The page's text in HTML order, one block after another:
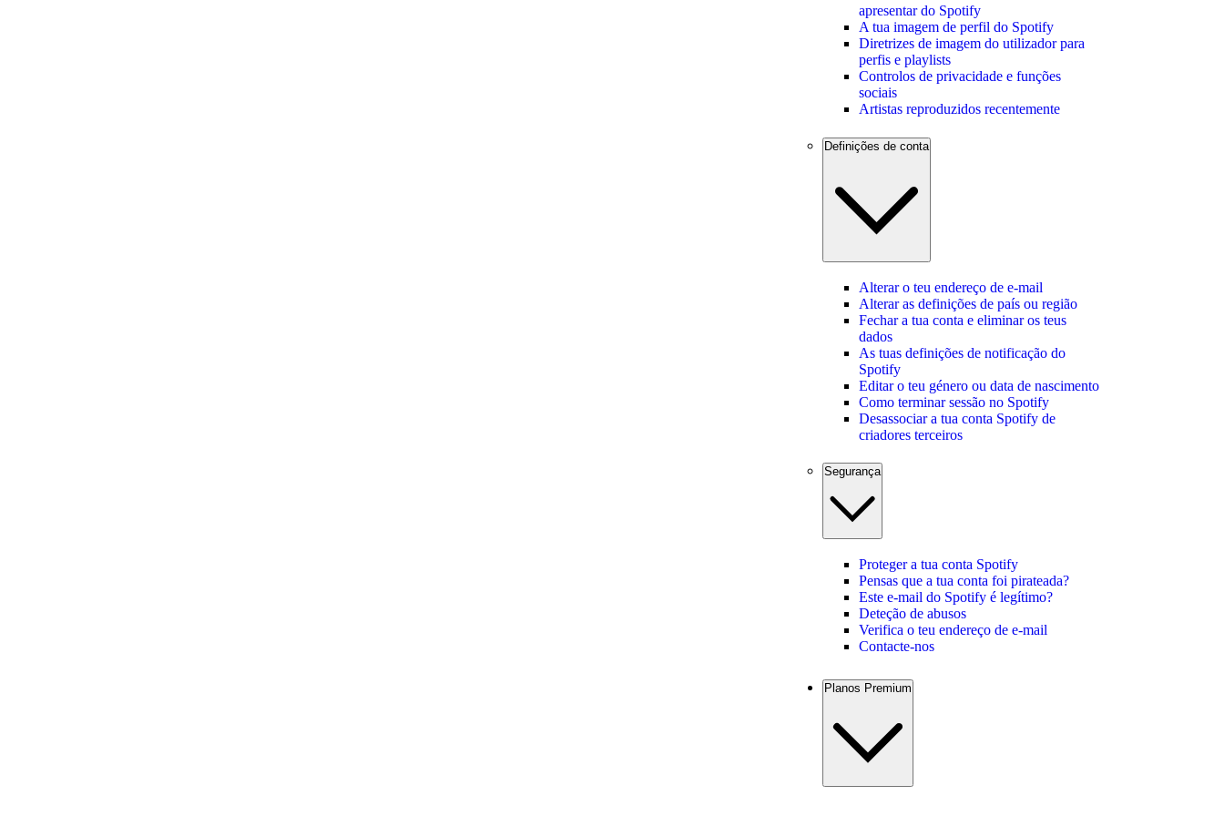
apresentar do Spotify
A tua imagem de perfil do Spotify
Diretrizes de imagem do utilizador para
perfis e playlists
Controlos de privacidade e funções
sociais
Artistas reproduzidos recentemente
Definições de conta
Alterar o teu endereço de e-mail
Alterar as definições de país ou região
Fechar a tua conta e eliminar os teus
dados
As tuas definições de notificação do
Spotify
Editar o teu género ou data de nascimento
Como terminar sessão no Spotify
Desassociar a tua conta Spotify de
criadores terceiros
Segurança
Proteger a tua conta Spotify
Pensas que a tua conta foi pirateada?
Este e-mail do Spotify é legítimo?
Deteção de abusos
Verifica o teu endereço de e-mail
Contacte-nos
Planos Premium